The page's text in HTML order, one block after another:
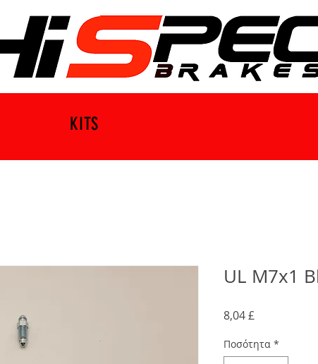
KITS
UL M7x1
8,04 £
Ποσότητα *